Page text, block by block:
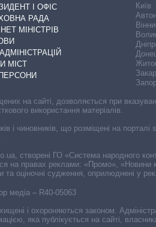
І ОФІС
РАДА
МІНІСТРІВ
МІСТ
Київ
медіа – R40-05063
і охороняються законом.
яка публікується на сайті,
на сайті, дозволяється при
використання матеріалів.
і чиновників, що розміщені на
створені ГО «Система народного
на правах реклами: «Промо»,
та оціночні судження, оприлюднені у